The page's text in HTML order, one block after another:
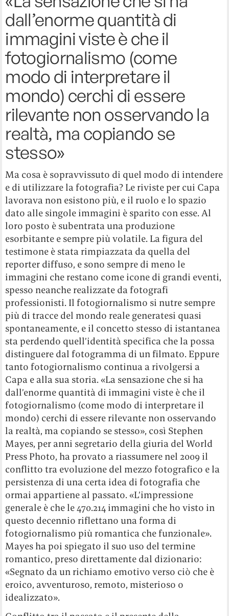
dall’enorme quantità di
immagini viste è che il
fotogiornalismo (come
modo di interpretare il
mondo) cerchi di essere
rilevante non osservando la
realtà, ma copiando se
stesso»
Ma cosa è sopravvissuto di quel modo di intendere
e di utilizzare la fotografia? Le riviste per cui Capa
lavorava non esistono più, e il ruolo e lo spazio
dato alle singole immagini è sparito con esse. Al
loro posto è subentrata una produzione
esorbitante e sempre più volatile. La figura del
testimone è stata rimpiazzata da quella del
reporter diffuso, e sono sempre di meno le
immagini che restano come icone di grandi eventi,
spesso neanche realizzate da fotografi
professionisti. Il fotogiornalismo si nutre sempre
più di tracce del mondo reale generatesi quasi
spontaneamente, e il concetto stesso di istantanea
sta perdendo quell’identità specifica che la possa
distinguere dal fotogramma di un filmato. Eppure
tanto fotogiornalismo continua a rivolgersi a
Capa e alla sua storia. «La sensazione che si ha
dall’enorme quantità di immagini viste è che il
fotogiornalismo (come modo di interpretare il
mondo) cerchi di essere rilevante non osservando
la realtà, ma copiando se stesso», così Stephen
Mayes, per anni segretario della giuria del World
Press Photo, ha provato a riassumere nel 2009 il
conflitto tra evoluzione del mezzo fotografico e la
persistenza di una certa idea di fotografia che
ormai appartiene al passato. «L’impressione
generale è che le 470.214 immagini che ho visto in
questo decennio riflettano una forma di
fotogiornalismo più romantica che funzionale».
Mayes ha poi spiegato il suo uso del termine
romantico, preso direttamente dal dizionario:
«Segnato da un richiamo emotivo verso ciò che è
eroico, avventuroso, remoto, misterioso o
idealizzato».